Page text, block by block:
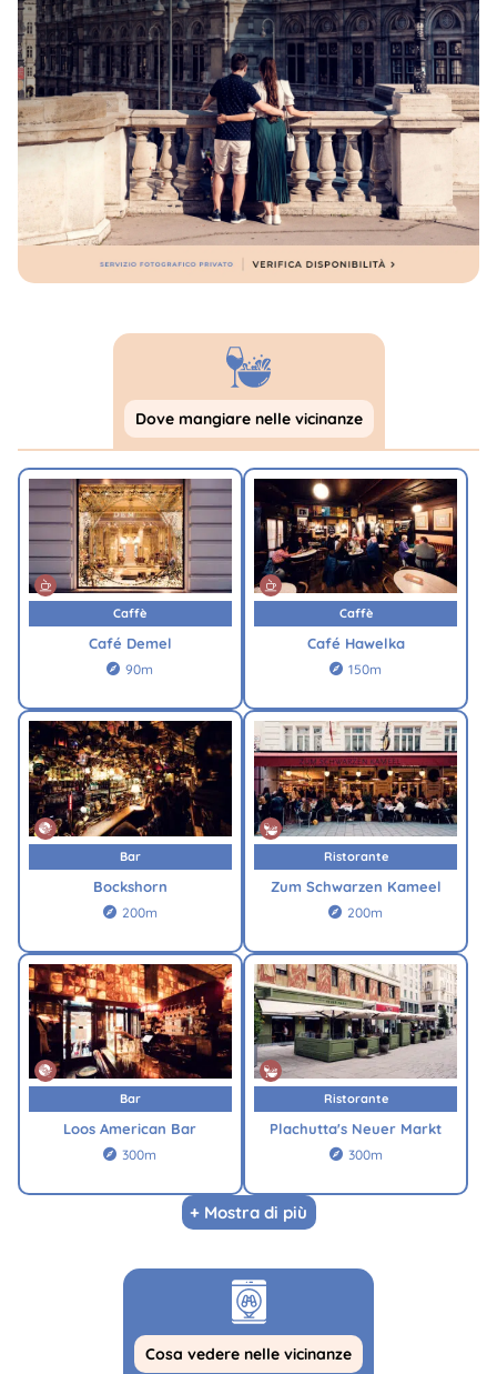
Dove mangiare nelle vicinanze
Caffè
Café Demel
 90m
Caffè
Café Hawelka
 150m
Bar
Bockshorn
 200m
Ristorante
Zum Schwarzen Kameel
 200m
Bar
Loos American Bar
 300m
Ristorante
Plachutta's Neuer Markt
 300m
+ Mostra di più
Cosa vedere nelle vicinanze